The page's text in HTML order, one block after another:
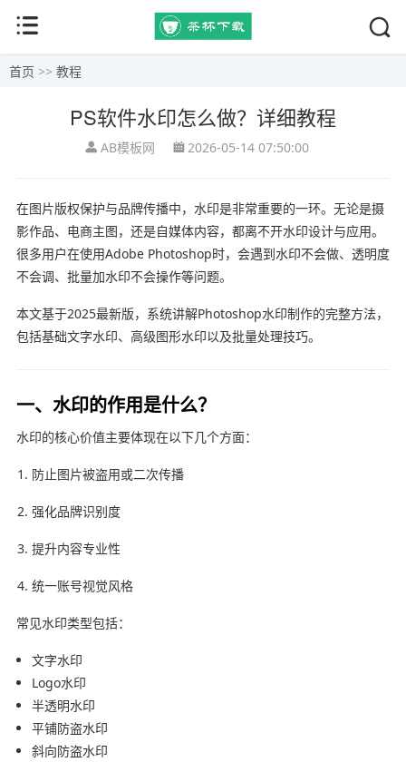
首页 >> 教程
PS软件水印怎么做？详细教程
AB模板网 2026-05-14 07:50:00
在图片版权保护与品牌传播中，水印是非常重要的一环。无论是摄
影作品、电商主图，还是自媒体内容，都离不开水印设计与应用。
很多用户在使用Adobe Photoshop时，会遇到水印不会做、透明度
不会调、批量加水印不会操作等问题。
本文基于2025最新版，系统讲解Photoshop水印制作的完整方法，
包括基础文字水印、高级图形水印以及批量处理技巧。
一、水印的作用是什么？
水印的核心价值主要体现在以下几个方面：
防止图片被盗用或二次传播
强化品牌识别度
提升内容专业性
统一账号视觉风格
常见水印类型包括：
文字水印
Logo水印
半透明水印
平铺防盗水印
斜向防盗水印